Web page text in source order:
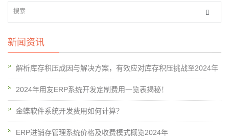
新闻资讯
解析库存积压成因与解决方案，有效应对库存积压挑战至2024年
2024年用友ERP系统开发定制费用一览表揭秘！
金蝶软件系统开发费用如何计算？
ERP进销存管理系统价格及收费模式概览2024年